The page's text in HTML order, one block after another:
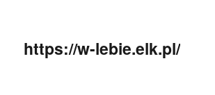
https://w-lebie.elk.pl/